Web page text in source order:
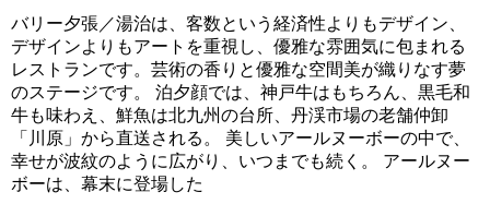
バリー夕張／湯治は、客数という経済性よりもデザイン、
デザインよりもアートを重視し、優雅な雰囲気に包まれる
レストランです。芸術の香りと優雅な空間美が織りなす夢
のステージです。 泊夕顔では、神戸牛はもちろん、黒毛和
牛も味わえ、鮮魚は北九州の台所、丹渓市場の老舗仲卸
「川原」から直送される。 美しいアールヌーボーの中で、
幸せが波紋のように広がり、いつまでも続く。 アールヌー
ボーは、幕末に登場した